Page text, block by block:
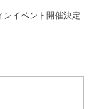
イベント開催決定